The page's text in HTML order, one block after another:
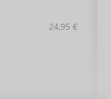
24,95 €